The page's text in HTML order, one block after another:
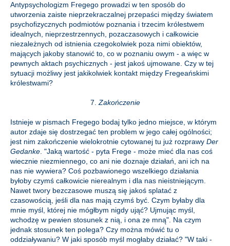
Antypsychologizm Fregego prowadzi w ten sposób do
utworzenia zaiste nieprzekraczalnej przepaści między światem
psychofizycznych podmiotów poznania i trzecim królestwem
idealnych, nieprzestrzennych, pozaczasowych i całkowicie
niezależnych od istnienia czegokolwiek poza nimi obiektów,
mających jakoby stanowić to, co w poznaniu owym - a więc w
pewnych aktach psychicznych - jest jakoś ujmowane. Czy w tej
sytuacji możliwy jest jakikolwiek kontakt między Fregeańskimi
królestwami?
7.Zakończenie
Istnieje w pismach Fregego bodaj tylko jedno miejsce, w którym
autor zdaje się dostrzegać ten problem w jego całej ogólności;
jest nim zakończenie wielokrotnie cytowanej tu już rozprawy Der
Gedanke. "Jaką wartość - pyta Frege - może mieć dla nas coś
wiecznie niezmiennego, co ani nie doznaje działań, ani ich na
nas nie wywiera? Coś pozbawionego wszelkiego działania
byłoby czymś całkowicie nierealnym i dla nas nieistniejącym.
Nawet twory bezczasowe muszą się jakoś splatać z
czasowością, jeśli dla nas mają czymś być. Czym byłaby dla
mnie myśl, której nie mógłbym nigdy ująć? Ujmując myśl,
wchodzę w pewien stosunek z nią, i ona ze mną". Na czym
jednak stosunek ten polega? Czy można mówić tu o
oddziaływaniu? W jaki sposób myśl mogłaby działać? "W taki -